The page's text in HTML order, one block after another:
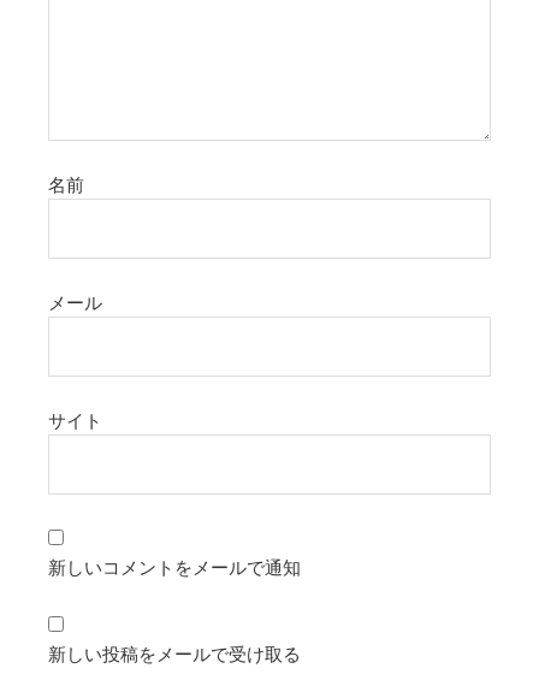
名前
メール
サイト
新しいコメントをメールで通知
新しい投稿をメールで受け取る